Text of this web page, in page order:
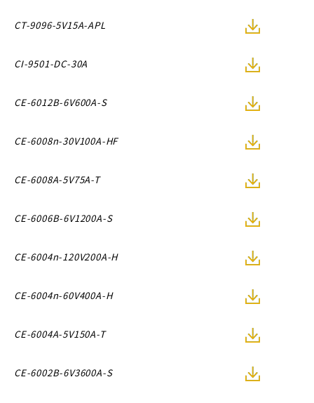
CT-9096-5V15A-APL
CI-9501-DC-30A
CE-6012B-6V600A-S
CE-6008n-30V100A-HF
CE-6008A-5V75A-T
CE-6006B-6V1200A-S
CE-6004n-120V200A-H
CE-6004n-60V400A-H
CE-6004A-5V150A-T
CE-6002B-6V3600A-S